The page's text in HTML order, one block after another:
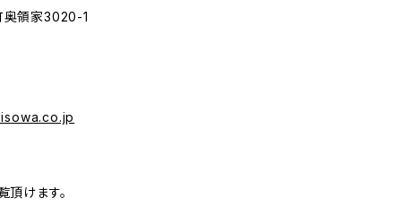
奥領家3020-1
頂けます。